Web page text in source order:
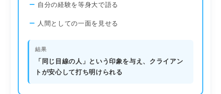
自分の経験を等身大で語る
人間としての一面を見せる
結果
「同じ目線の人」という印象を与え、クライアン
トが安心して打ち明けられる